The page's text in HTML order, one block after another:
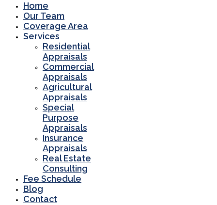
Home
Our Team
Coverage Area
Services
Residential
Appraisals
Commercial
Appraisals
Agricultural
Appraisals
Special
Purpose
Appraisals
Insurance
Appraisals
Real Estate
Consulting
Fee Schedule
Blog
Contact